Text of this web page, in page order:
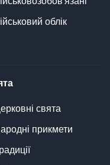
облік
свята
прикмети